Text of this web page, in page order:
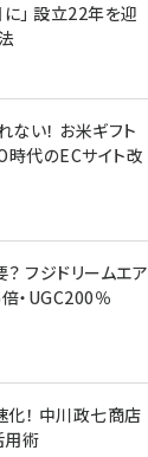
」 設立22年を迎
い！ お米ギフト
時代のECサイト改
フジドリームエア
・UGC200％
！ 中川政七商店
術